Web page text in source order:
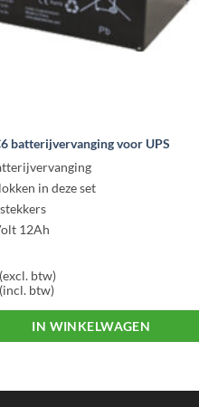
batterijvervanging voor UPS
in deze set
12Ah
btw)
btw)
IN WINKELWAGEN